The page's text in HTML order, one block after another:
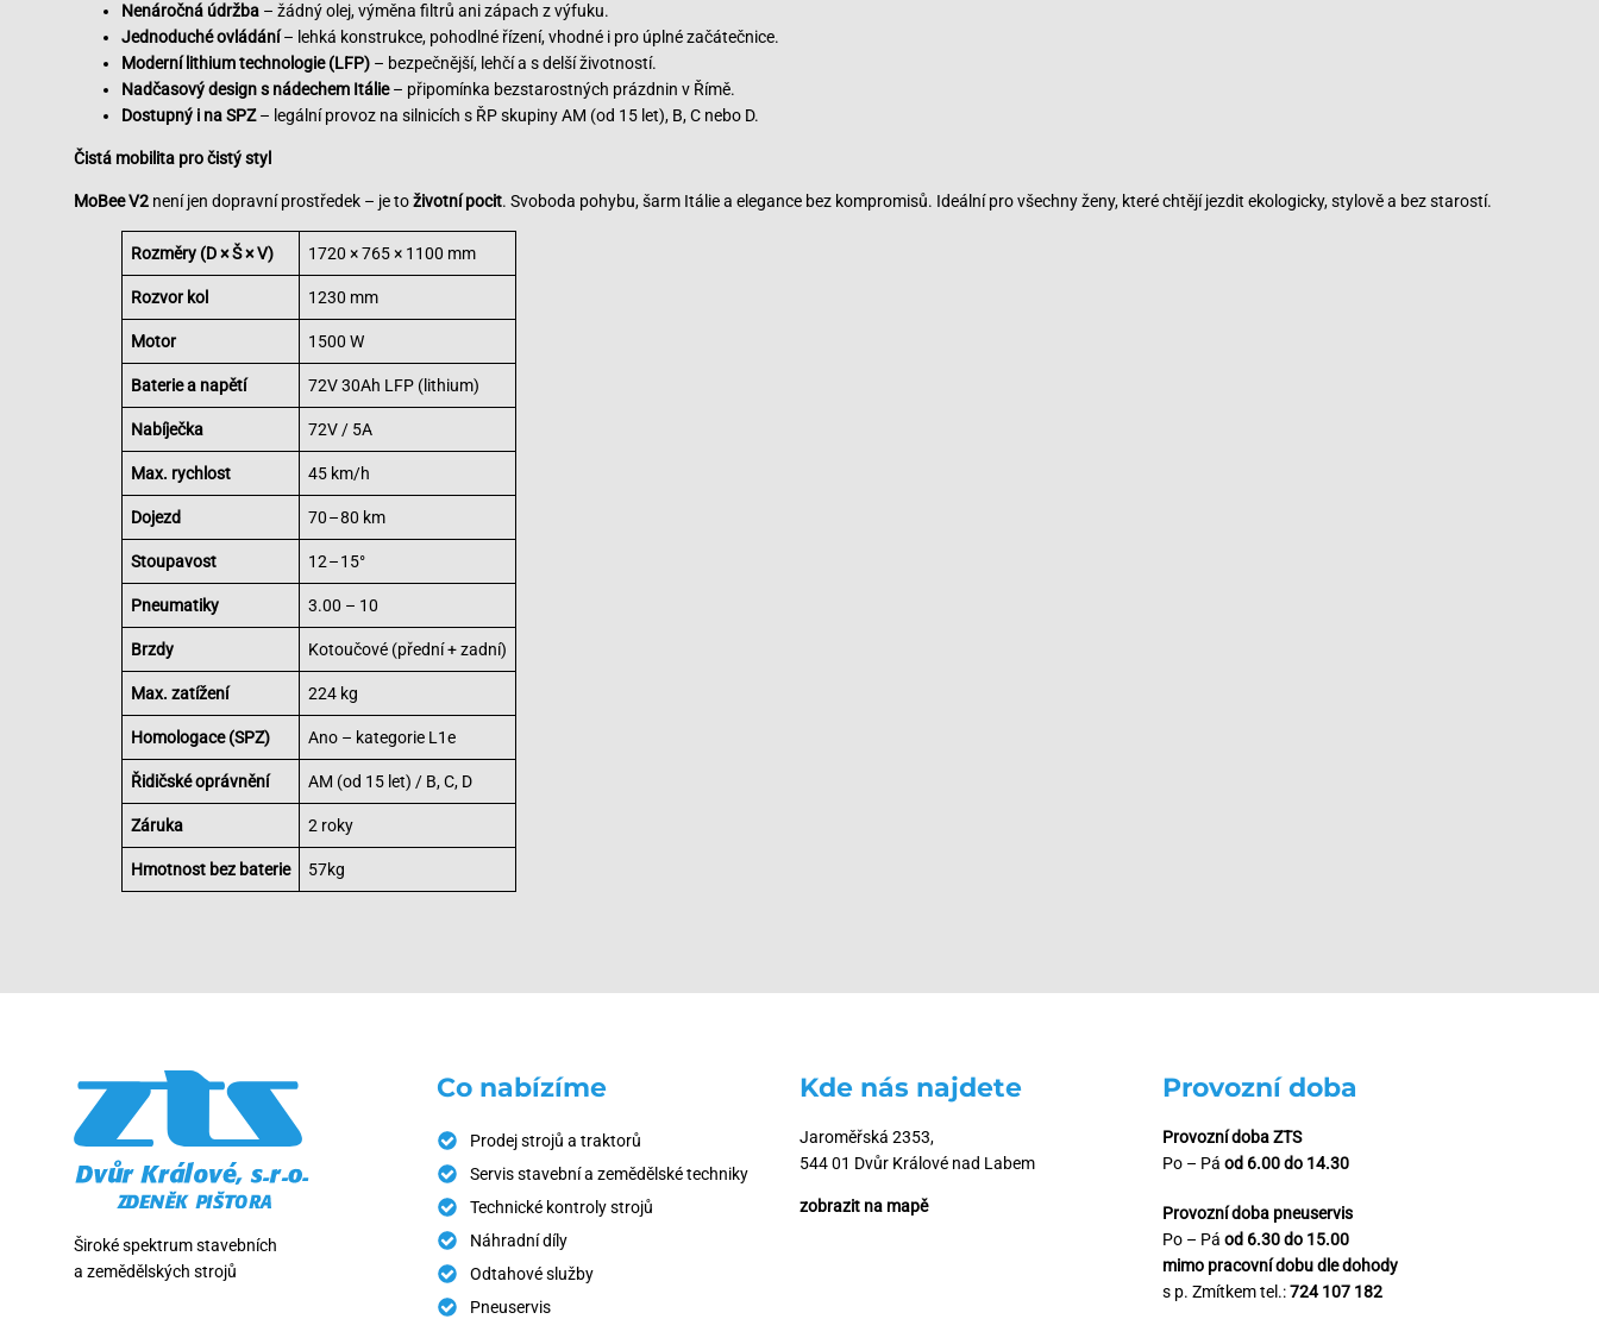
Nenáročná údržba – žádný olej, výměna filtrů ani zápach z výfuku.
Jednoduché ovládání– lehká konstrukce, pohodlné řízení, vhodné i pro úplné začátečnice.
Moderní lithium technologie (LFP) – bezpečnější, lehčí a s delší životností.
Nadčasový design s nádechem Itálie– připomínka bezstarostných prázdnin v Římě.
Dostupný i na SPZ– legální provoz na silnicích s ŘP skupiny AM (od 15 let), B, C nebo D.
Čistá mobilita pro čistý styl
MoBee V2 není jen dopravní prostředek – je toživotní pocit. Svoboda pohybu, šarm Itálie a elegance bez kompromisů. Ideální pro všechny ženy, které chtějí jezdit ekologicky, stylově a bez starostí.
Rozměry (D × Š × V) 1720 × 765 × 1100 mm
Rozvor kol 1230 mm
Motor 1500 W
Baterie a napětí 72V 30Ah LFP (lithium)
Nabíječka 72V / 5A
Max. rychlost 45 km/h
Dojezd 70 – 80 km
Stoupavost 12 – 15°
Pneumatiky 3.00 – 10
Brzdy Kotoučové (přední + zadní)
Max. zatížení 224 kg
Homologace (SPZ) Ano – kategorie L1e
Řidičské oprávnění AM (od 15 let) / B, C, D
Záruka 2 roky
Hmotnost bez baterie 57kg
Široké spektrum stavebních
a zemědělských strojů
Co nabízíme
Prodej strojů a traktorů
Servis stavební a zemědělské techniky
Technické kontroly strojů
Náhradní díly
Odtahové služby
Pneuservis
Kde nás najdete
Jaroměřská 2353,
544 01 Dvůr Králové nad Labem
zobrazit na mapě
Provozní doba
Provozní doba ZTS
Po – Pá od 6.00 do 14.30
Provozní doba pneuservis
Po – Pá od 6.30 do 15.00
mimo pracovní dobu dle dohody
s p. Zmítkem tel.:724 107 182